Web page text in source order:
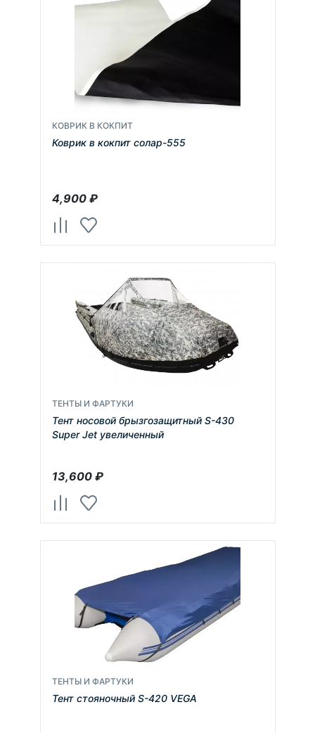
КОВРИК В КОКПИТ
Коврик в кокпит солар-555
4,900₽
ТЕНТЫ И ФАРТУКИ
Тент носовой брызгозащитный S-430
Super Jet увеличенный
13,600₽
ТЕНТЫ И ФАРТУКИ
Тент стояночный S-420 VEGA